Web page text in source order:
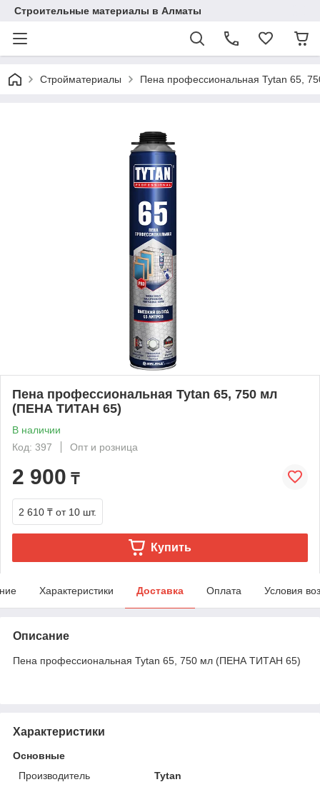
Строительные материалы в Алматы
Стройматериалы Пена профессиональная Tytan 65,
Пена профессиональная Tytan 65, 750 мл
(ПЕНА ТИТАН 65)
В наличии
Код: 397
Опт и розница
2 900 ₸
2 610 ₸ от 10 шт.
Купить
Характеристики Доставка Оплата Условия
Описание
Пена профессиональная Tytan 65, 750 мл (ПЕНА ТИТАН 65)
Характеристики
Основные
Производитель
Tytan